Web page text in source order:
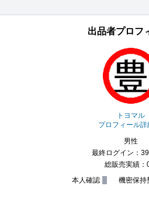
出品者プロフ
トヨマル
プロフィール詳
男性
最終ログイン：
総販売実績：
本人確認
機密保持